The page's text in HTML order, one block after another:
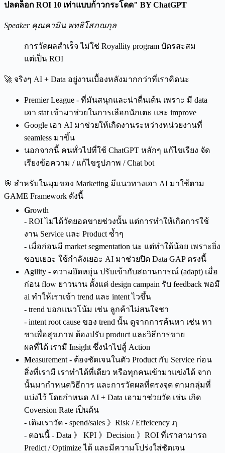
ปลดล็อก ROI 10 เท่าแบบก้าวกระโดด" BY ChatGPT
Speaker คุณคามิน พทธิโสภณกุล
การวัดผลสำเร็จ ไม่ใช่ Royallity program บัตรสะสม
แต่เป็น ROI
🚀 จริงๆ AI + Data อยู่งานเบื้องหลังมากกว่าที่เราคิดนะ
Premier League - ที่มันสนุกและน่าตื่นเต้น เพราะ มี data
เอา stat เข้ามาช่วยในการเลือกนักเตะ และ improve
Google เอา AI มาช่วยให้เกิดงานระหว่างหน่วยงานที่
seamless มาขึ้น
นอกจากนี้ คนทั่วไปที่ใช้ ChatGPT หลักๆ แก้ไขเรียง จัด
เรียงข้อความ / แก้ไขรูปภาพ / Chat bot
🎯 สำหรับในมุมของ Marketing มีแนวทางเอา AI มาใช้ตาม
GAME Framework ดังนี้
Growth
- ROI ไม่ได้วัดยอดขายช่วงนั้น แต่การทำให้เกิดการใช้
งาน Service และ Product ซ้ำๆ
- เมื่อก่อนมี market segmentation นะ แต่ทำใด้น้อย เพราะยิ่ง
ซอบเยอะ ใช้กำลังเยอะ AI มาช่วยปิด Data GAP ตรงนี้
Agility - ความยึดหยุ่น ปรับเข้ากับสถานการณ์ (adapt) เมื่อ
ก่อน flow ยาวนาน ตั้งแต่ design campain รับ feedback พอมี
ai ทำให้เราเข้า trend และ intent ไวขึ้น
- trend บอกแนวโน้ม เช่น ลูกค้าไม่สนใจชา
- intent root cause ของ trend นั้น ดูจากการค้นหา เช่น หา
ชาเพื่อสุขภาพ ต้องปรับ product และวิธีการขาย
ผลที่ได้ เรามี Insight ซึ่งนำไปสู้่ Action
Measurement - ต้องชัดเจนในตัว Product กับ Service ก่อน
สิ่งที่เรามี เราทำได้ที่เดียว หรือทุกคนเข้ามาแข่งได้ จาก
นั้นมากำหนดวิธีการ และการวัดผลที่ตรงจุด ตามกลุ่มที่
แบ่งไว้ โดยกำหนด AI + Data เอามาช่วยวัด เช่น เกิด
Coversion Rate เป็นต้น
- เดิมเราวัด - spend/sales 》Risk / Effeicency ฦ
- ตอนนี้ - Data 》 KPI 》Decision 》ROI ที่เราสามารถ
Predict / Optimize ได้ และมีความโปร่งใส่ชัดเจน